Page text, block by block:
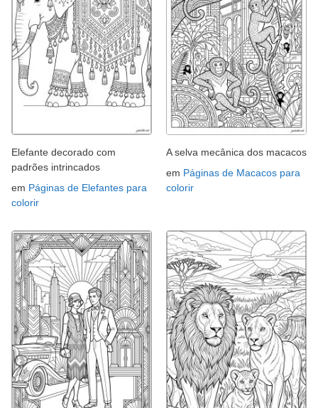
Elefante decorado com
padrões intrincados
em Páginas de Elefantes para
colorir
A selva mecânica dos macacos
em Páginas de Macacos para
colorir